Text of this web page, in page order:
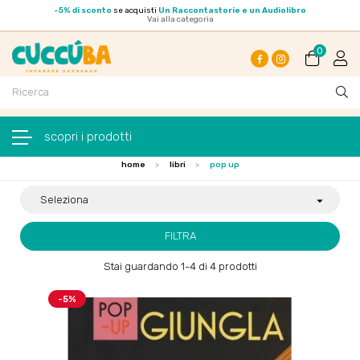
-5% di sconto se acquisti Un Raccontastorie e un Audiolibro
Vai alla categoria
FacebookInstagram
0
navigazione Toggle ☰
home libri pop up
Seleziona 
FILTRA
Stai guardando 1-4 di 4 prodotti
-5%